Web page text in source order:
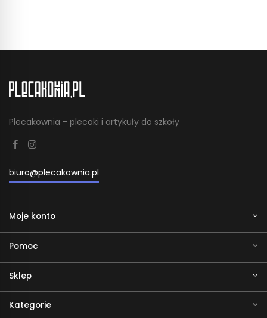
Plecakownia - plecaki i artykuły do szkoły
biuro@plecakownia.pl
Moje konto
Pomoc
Sklep
Kategorie